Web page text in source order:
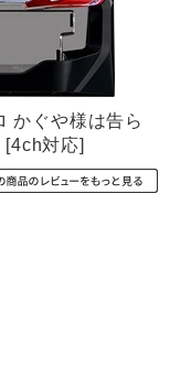
かぐや様は告ら
対応]